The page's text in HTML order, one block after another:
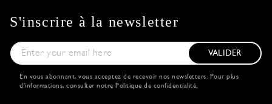
S'inscrire à la newsletter
VALIDER
En vous abonnant, vous acceptez de recevoir nos newsletters. Pour plus
d'informations, consulter notre Politique de confidentialité.